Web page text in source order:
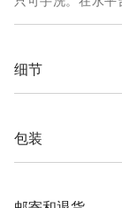
细节
袖口和下摆罗纹编织
元宝针编织
包装
料制作，整个包